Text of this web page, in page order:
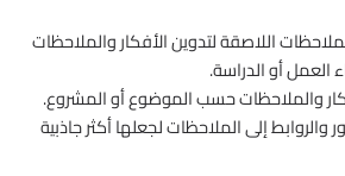
اللاصقة لتدوين الأفكار والملاحظات
العمل أو الدراسة.
والملاحظات حسب الموضوع أو المشروع.
إلى الملاحظات لجعلها أكثر جاذبية